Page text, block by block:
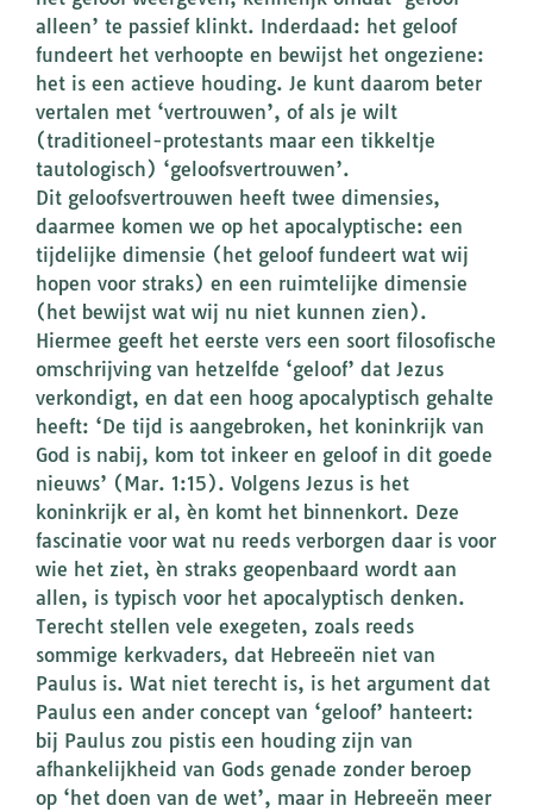
alleen’ te passief klinkt. Inderdaad: het geloof
fundeert het verhoopte en bewijst het ongeziene:
het is een actieve houding. Je kunt daarom beter
vertalen met ‘vertrouwen’, of als je wilt
(traditioneel-protestants maar een tikkeltje
tautologisch) ‘geloofsvertrouwen’.
Dit geloofsvertrouwen heeft twee dimensies,
daarmee komen we op het apocalyptische: een
tijdelijke dimensie (het geloof fundeert wat wij
hopen voor straks) en een ruimtelijke dimensie
(het bewijst wat wij nu niet kunnen zien).
Hiermee geeft het eerste vers een soort filosofische
omschrijving van hetzelfde ‘geloof’ dat Jezus
verkondigt, en dat een hoog apocalyptisch gehalte
heeft: ‘De tijd is aangebroken, het koninkrijk van
God is nabij, kom tot inkeer en geloof in dit goede
nieuws’ (Mar. 1:15). Volgens Jezus is het
koninkrijk er al, èn komt het binnenkort. Deze
fascinatie voor wat nu reeds verborgen daar is voor
wie het ziet, èn straks geopenbaard wordt aan
allen, is typisch voor het apocalyptisch denken.
Terecht stellen vele exegeten, zoals reeds
sommige kerkvaders, dat Hebreeën niet van
Paulus is. Wat niet terecht is, is het argument dat
Paulus een ander concept van ‘geloof’ hanteert:
bij Paulus zou pistis een houding zijn van
afhankelijkheid van Gods genade zonder beroep
op ‘het doen van de wet’, maar in Hebreeën meer